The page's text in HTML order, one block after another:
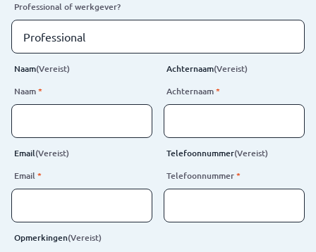
Professional of werkgever?
Naam(Vereist)
Naam*
Achternaam(Vereist)
Achternaam*
Email(Vereist)
Email*
Telefoonnummer(Vereist)
Telefoonnummer*
Opmerkingen(Vereist)